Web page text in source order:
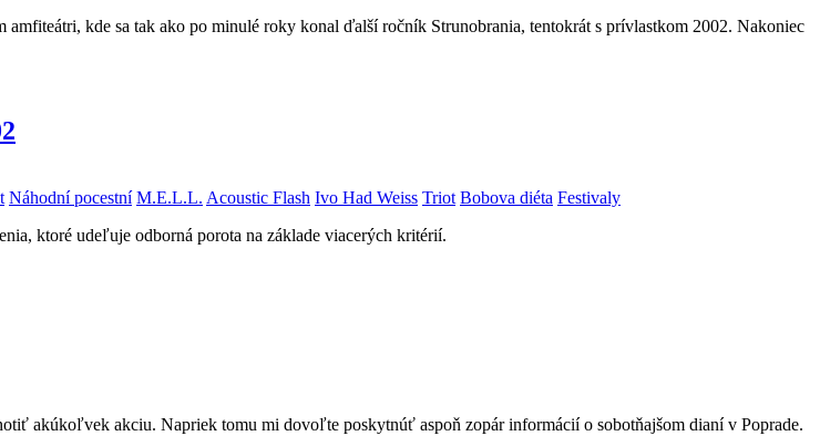
kde sa tak ako po minulé roky konal ďalší ročník Strunobrania, tentokrát s prívlastkom 2002. Nakoniec
Náhodní pocestní M.E.L.L. Acoustic Flash Ivo Had Weiss Triot Bobova diéta Festivaly
ktoré udeľuje odborná porota na základe viacerých kritérií.
akúkoľvek akciu. Napriek tomu mi dovoľte poskytnúť aspoň zopár informácií o sobotňajšom dianí v Poprade.